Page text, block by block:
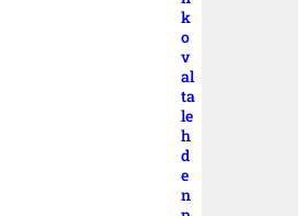
k
o
v
al
ta
le
h
d
e
n